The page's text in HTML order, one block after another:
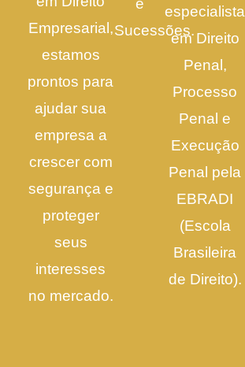
Empresarial,
estamos
prontos para
ajudar sua
empresa a
crescer com
segurança e
proteger
seus
interesses
no mercado.
e
Sucessões.
especialista
em Direito
Penal,
Processo
Penal e
Execução
Penal pela
EBRADI
(Escola
Brasileira
de Direito).